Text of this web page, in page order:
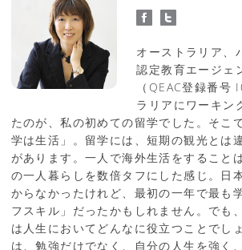
オーストラリア、
認定教育エージェ
（QEAC登録番号
ラリアにワーキン
たのが、私の初めての留学でした。そこ
学は生活」。留学には、短期の観光とは
があります。一人で海外生活をすること
の一人暮らしを数倍タフにした感じ。日
からなかったけれど、最初の一年で最も
フスキル」だったかもしれません。でも
は人生においてどんなに役立つことでし
は、勉強だけでなく、自分の人生を強く